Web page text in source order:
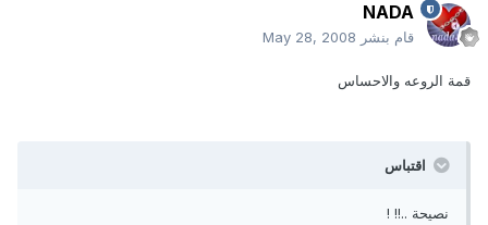
NADA
قام بنشر May 28, 2008
قمة الروعه والاحساس
اقتباس
نصيحة ..!! !